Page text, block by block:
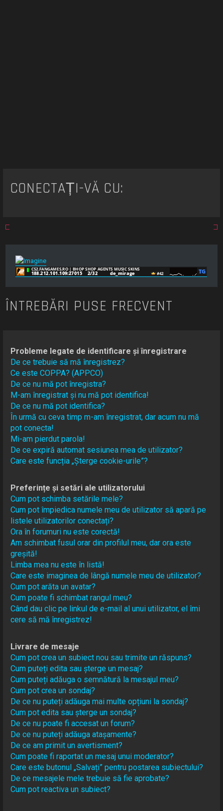
CONECTAȚI-VĂ CU:
ÎNTREBĂRI PUSE FRECVENT
Probleme legate de identificare și înregistrare
De ce trebuie să mă înregistrez?
Ce este COPPA? (APPCO)
De ce nu mă pot înregistra?
M-am înregistrat și nu mă pot identifica!
De ce nu mă pot identifica?
În urmă cu ceva timp m-am înregistrat, dar acum nu mă
pot conecta!
Mi-am pierdut parola!
De ce expiră automat sesiunea mea de utilizator?
Care este funcția „Șterge cookie-urile”?
Preferințe și setări ale utilizatorului
Cum pot schimba setările mele?
Cum pot împiedica numele meu de utilizator să apară pe
listele utilizatorilor conectați?
Ora în forumuri nu este corectă!
Am schimbat fusul orar din profilul meu, dar ora este
greșită!
Limba mea nu este în listă!
Care este imaginea de lângă numele meu de utilizator?
Cum pot arăta un avatar?
Cum poate fi schimbat rangul meu?
Când dau clic pe linkul de e-mail al unui utilizator, el îmi
cere să mă înregistrez!
Livrare de mesaje
Cum pot crea un subiect nou sau trimite un răspuns?
Cum puteți edita sau șterge un mesaj?
Cum puteți adăuga o semnătură la mesajul meu?
Cum pot crea un sondaj?
De ce nu puteți adăuga mai multe opțiuni la sondaj?
Cum pot edita sau șterge un sondaj?
De ce nu poate fi accesat un forum?
De ce nu puteți adăuga atașamente?
De ce am primit un avertisment?
Cum poate fi raportat un mesaj unui moderator?
Care este butonul „Salvați” pentru postarea subiectului?
De ce mesajele mele trebuie să fie aprobate?
Cum pot reactiva un subiect?